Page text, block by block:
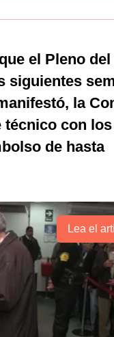
el Pleno del
siguientes
la
con
de hasta
Lea el